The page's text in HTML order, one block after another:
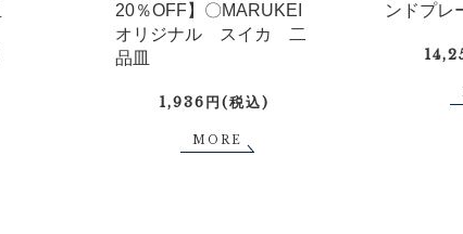
20％OFF】〇MARUKEI
オリジナル スイカ 二
品皿
1,936円(税込)
MORE
ンドプ